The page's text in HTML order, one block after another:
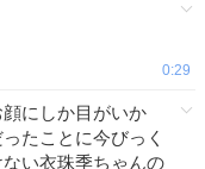
0:29
にしか目がいか
たことに今びっく
い衣珠季ちゃんの